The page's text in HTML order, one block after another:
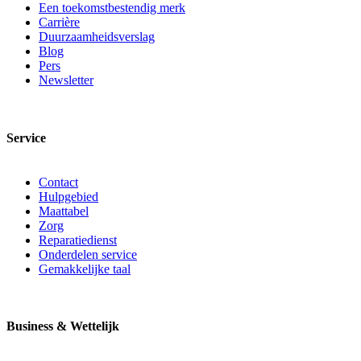
Een toekomstbestendig merk
Carrière
Duurzaamheidsverslag
Blog
Pers
Newsletter
Service
Contact
Hulpgebied
Maattabel
Zorg
Reparatiedienst
Onderdelen service
Gemakkelijke taal
Business & Wettelijk